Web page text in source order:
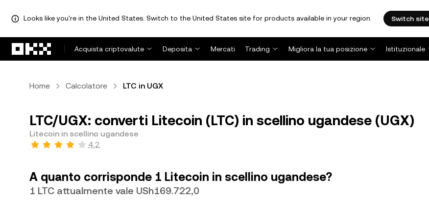
Looks like you're in the United States. Switch to the United States site for products available in your region. Switch site
Acquista criptovalute
Deposita Mercati Trading Migliora la tua posizione Istituzionale
Home Calcolatore LTC in UGX
LTC/UGX: converti Litecoin (LTC) in scellino ugandese (UGX)
Litecoin in scellino ugandese
4,2
A quanto corrisponde 1 Litecoin in scellino ugandese?
1 LTC attualmente vale USh169.722,0